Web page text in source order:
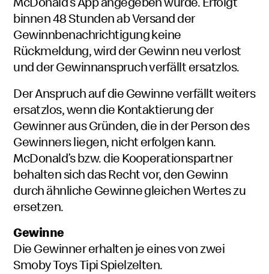
binnen 48 Stunden ab Versand der
Gewinnbenachrichtigung keine
Rückmeldung, wird der Gewinn neu verlost
und der Gewinnanspruch verfällt ersatzlos.
Der Anspruch auf die Gewinne verfällt weiters
ersatzlos, wenn die Kontaktierung der
Gewinner aus Gründen, die in der Person des
Gewinners liegen, nicht erfolgen kann.
McDonald’s bzw. die Kooperationspartner
behalten sich das Recht vor, den Gewinn
durch ähnliche Gewinne gleichen Wertes zu
ersetzen.
Gewinne
Die Gewinner erhalten je eines von zwei
Smoby Toys Tipi Spielzelten.